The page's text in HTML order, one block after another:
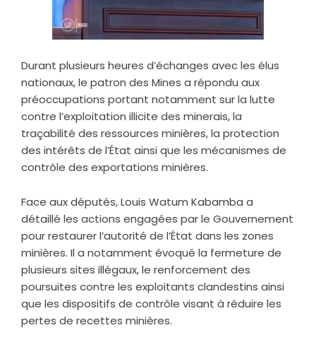
Durant plusieurs heures d’échanges avec les élus
nationaux, le patron des Mines a répondu aux
préoccupations portant notamment sur la lutte
contre l’exploitation illicite des minerais, la
traçabilité des ressources minières, la protection
des intérêts de l’État ainsi que les mécanismes de
contrôle des exportations minières.
Face aux députés, Louis Watum Kabamba a
détaillé les actions engagées par le Gouvernement
pour restaurer l’autorité de l’État dans les zones
minières. Il a notamment évoqué la fermeture de
plusieurs sites illégaux, le renforcement des
poursuites contre les exploitants clandestins ainsi
que les dispositifs de contrôle visant à réduire les
pertes de recettes minières.